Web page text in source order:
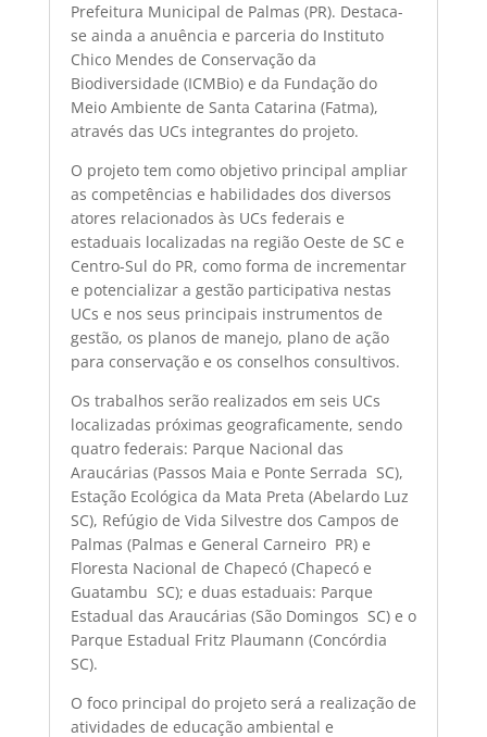
Prefeitura Municipal de Palmas (PR). Destaca-
se ainda a anuência e parceria do Instituto
Chico Mendes de Conservação da
Biodiversidade (ICMBio) e da Fundação do
Meio Ambiente de Santa Catarina (Fatma),
através das UCs integrantes do projeto.
O projeto tem como objetivo principal ampliar
as competências e habilidades dos diversos
atores relacionados às UCs federais e
estaduais localizadas na região Oeste de SC e
Centro-Sul do PR, como forma de incrementar
e potencializar a gestão participativa nestas
UCs e nos seus principais instrumentos de
gestão, os planos de manejo, plano de ação
para conservação e os conselhos consultivos.
Os trabalhos serão realizados em seis UCs
localizadas próximas geograficamente, sendo
quatro federais: Parque Nacional das
Araucárias (Passos Maia e Ponte Serrada  SC),
Estação Ecológica da Mata Preta (Abelardo Luz 
SC), Refúgio de Vida Silvestre dos Campos de
Palmas (Palmas e General Carneiro  PR) e
Floresta Nacional de Chapecó (Chapecó e
Guatambu  SC); e duas estaduais: Parque
Estadual das Araucárias (São Domingos  SC) e o
Parque Estadual Fritz Plaumann (Concórdia 
SC).
O foco principal do projeto será a realização de
atividades de educação ambiental e